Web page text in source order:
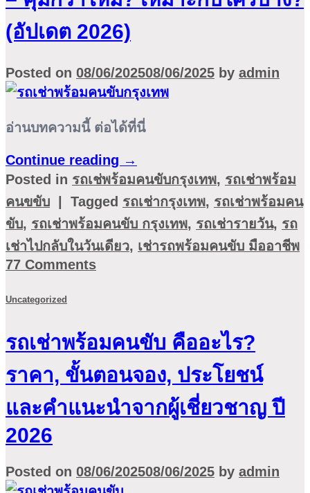
(อัปเดต 2026)
Posted on 08/06/202508/06/2025 by admin
อ่านบทความนี้ ต่อได้ที่นี่
Continue reading →
Posted in รถเช่พร้อมคนขับกรุงเทพ, รถเช่าพร้อม
คนขขับ
Tagged รถเช่ากรุงเทพ, รถเช่าพร้อมคน
ขับ, รถเช่าพร้อมคนขับ กรุงเทพ, รถเช่ารายวัน, รถ
เช่าไปกลับในวันเดียว, เช่ารถพร้อมคนขับ มืออาชีพ
77 Comments
Uncategorized
รถเช่าพร้อมคนขับ คืออะไร?
ราคา, ขั้นตอนจอง, ประโยชน์
และคำแนะนำจากผู้เชี่ยวชาญ ปี
2026
Posted on 08/06/202508/06/2025 by admin